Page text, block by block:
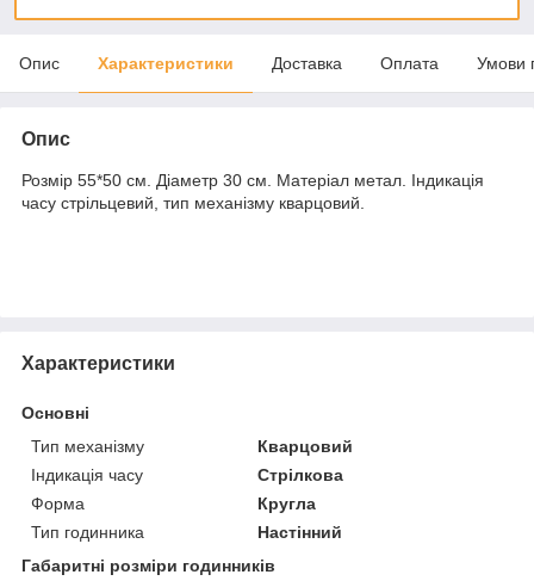
Опис Характеристики Доставка Оплата Умови
Опис
Розмір 55*50 см. Діаметр 30 см. Матеріал метал. Індикація
часу стрільцевий, тип механізму кварцовий.
Характеристики
Основні
Тип механізму
Кварцовий
Індикація часу
Стрілкова
Форма
Кругла
Тип годинника
Настінний
Габаритні розміри годинників